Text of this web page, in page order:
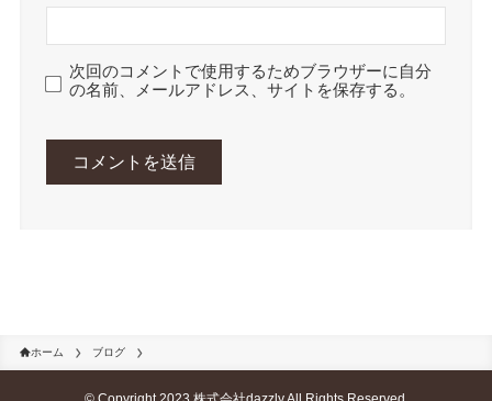
次回のコメントで使用するためブラウザーに自分
の名前、メールアドレス、サイトを保存する。
ホーム ブログ